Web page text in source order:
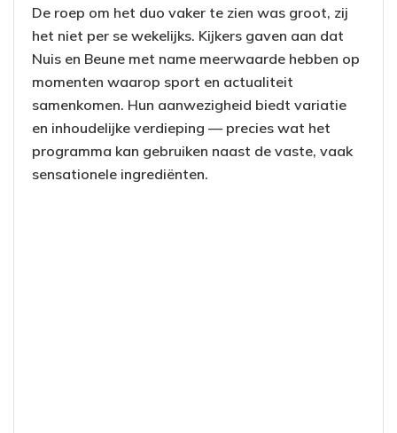
De roep om het duo vaker te zien was groot, zij
het niet per se wekelijks. Kijkers gaven aan dat
Nuis en Beune met name meerwaarde hebben op
momenten waarop sport en actualiteit
samenkomen. Hun aanwezigheid biedt variatie
en inhoudelijke verdieping — precies wat het
programma kan gebruiken naast de vaste, vaak
sensationele ingrediënten.